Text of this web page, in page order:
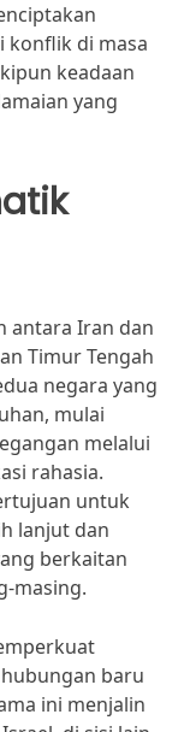
konflik di masa
keadaan
yang
antara Iran dan
Timur Tengah
negara yang
mulai
melalui
rahasia.
untuk
lanjut dan
berkaitan
masing.
baru
ini menjalin